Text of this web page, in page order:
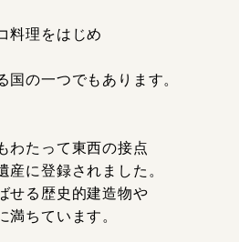
料理をはじめ
の一つでもあります。
わたって東西の接点
に登録されました。
せる歴史的建造物や
ちています。